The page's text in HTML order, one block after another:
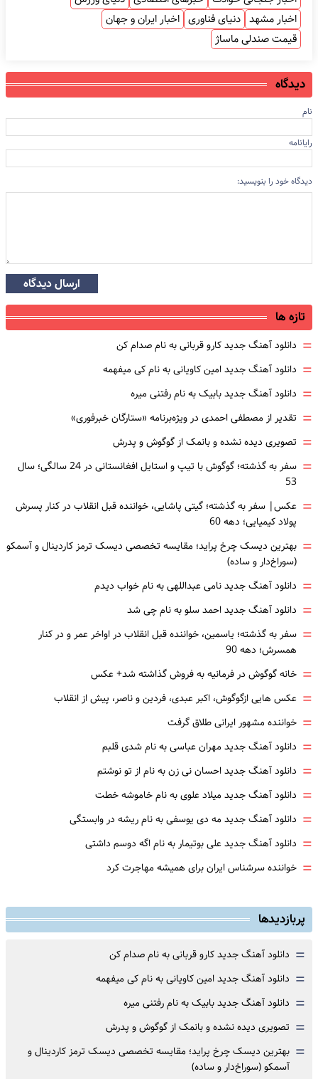
اخبار مشهد دنیای فناوری اخبار ایران و جهان
قیمت صندلی ماساژ
دیدگاه
نام
رایانامه
دیدگاه خود را بنویسید:
ارسال دیدگاه
تازه ها
= دانلود آهنگ جدید کارو قربانی به نام صدام کن
= دانلود آهنگ جدید امین کاویانی به نام کی میفهمه
= دانلود آهنگ جدید بابیک به نام رفتنی میره
= تقدیر از مصطفی احمدی در ویژه‌برنامه «ستارگان خبرفوری»
= تصویری دیده نشده و بانمک از گوگوش و پدرش
=
سفر به گذشته؛ گوگوش با تیپ و استایل افغانستانی در 24 سالگی؛ سال
53
= عکس| سفر به گذشته؛ گیتی پاشایی، خواننده قبل انقلاب در کنار پسرش
پولاد کیمیایی؛ دهه 60
= بهترین دیسک چرخ پراید؛ مقایسه تخصصی دیسک ترمز کاردینال و آسمکو
(سوراخ‌دار و ساده)
= دانلود آهنگ جدید نامی عبداللهی به نام خواب دیدم
= دانلود آهنگ جدید احمد سلو به نام چی شد
= سفر به گذشته؛ یاسمین، خواننده قبل انقلاب در اواخر عمر و در کنار
همسرش؛ دهه 90
= خانه گوگوش در فرمانیه به فروش گذاشته شد+ عکس
= عکس هایی ازگوگوش، اکبر عبدی، فردین و ناصر، پیش از انقلاب
= خواننده مشهور ایرانی طلاق گرفت
= دانلود آهنگ جدید مهران عباسی به نام شدی قلبم
= دانلود آهنگ جدید احسان نی زن به نام از تو نوشتم
= دانلود آهنگ جدید میلاد علوی به نام خاموشه خطت
= دانلود آهنگ جدید مه دی یوسفی به نام ریشه در وابستگی
= دانلود آهنگ جدید علی بوتیمار به نام اگه دوسم داشتی
= خواننده سرشناس ایران برای همیشه مهاجرت کرد
پربازدیدها
= دانلود آهنگ جدید کارو قربانی به نام صدام کن
= دانلود آهنگ جدید امین کاویانی به نام کی میفهمه
= دانلود آهنگ جدید بابیک به نام رفتنی میره
= تصویری دیده نشده و بانمک از گوگوش و پدرش
= بهترین دیسک چرخ پراید؛ مقایسه تخصصی دیسک ترمز کاردینال و
آسمکو (سوراخ‌دار و ساده)